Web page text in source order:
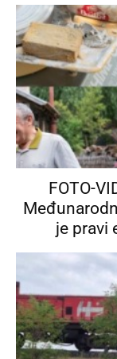
FOTO-
je pravi